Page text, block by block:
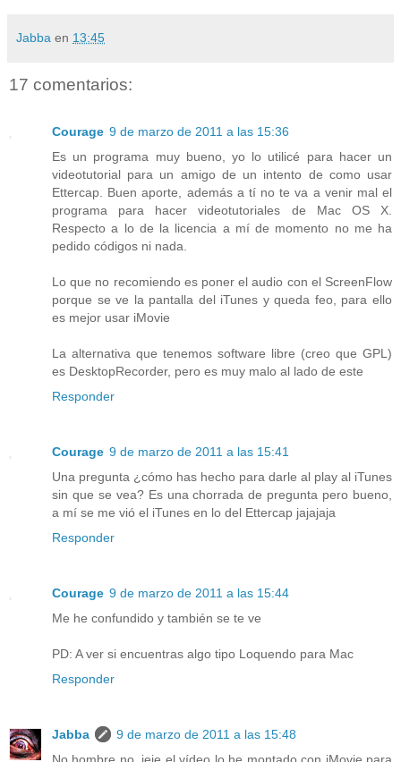
Jabba en 13:45
17 comentarios:
Courage 9 de marzo de 2011 a las 15:36
Es un programa muy bueno, yo lo utilicé para hacer un
videotutorial para un amigo de un intento de como usar
Ettercap. Buen aporte, además a tí no te va a venir mal el
programa para hacer videotutoriales de Mac OS X.
Respecto a lo de la licencia a mí de momento no me ha
pedido códigos ni nada.
Lo que no recomiendo es poner el audio con el ScreenFlow
porque se ve la pantalla del iTunes y queda feo, para ello
es mejor usar iMovie
La alternativa que tenemos software libre (creo que GPL)
es DesktopRecorder, pero es muy malo al lado de este
Responder
Courage 9 de marzo de 2011 a las 15:41
Una pregunta ¿cómo has hecho para darle al play al iTunes
sin que se vea? Es una chorrada de pregunta pero bueno,
a mí se me vió el iTunes en lo del Ettercap jajajaja
Responder
Courage 9 de marzo de 2011 a las 15:44
Me he confundido y también se te ve
PD: A ver si encuentras algo tipo Loquendo para Mac
Responder
Jabba
9 de marzo de 2011 a las 15:48
No hombre no, jeje el vídeo lo he montado con iMovie para